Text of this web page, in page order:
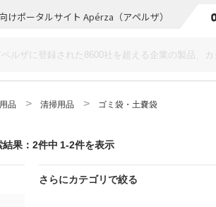
けポータルサイト Apérza（アペルザ）
品 清掃用品 ゴミ袋・土嚢袋
果：2件中 1-2件を表示
さらにカテゴリで絞る